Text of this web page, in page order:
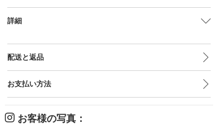
詳細
配送と返品
お支払い方法
お客様の写真：